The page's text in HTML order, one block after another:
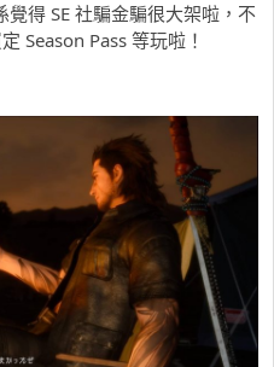
得 SE 社騙金騙很大架啦，不
Season Pass 等玩啦！